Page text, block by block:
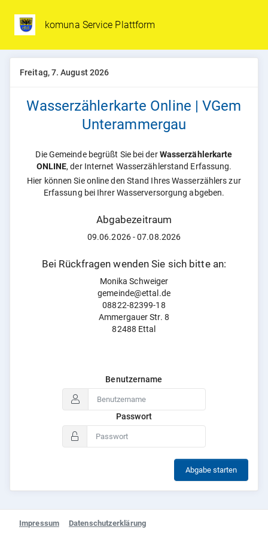
komuna Service Plattform
Freitag, 7. August 2026
Wasserzählerkarte Online | VGem
Unterammergau
Die Gemeinde begrüßt Sie bei derWasserzählerkarte
ONLINE, der Internet Wasserzählerstand Erfassung.
Hier können Sie online den Stand Ihres Wasserzählers zur
Erfassung bei Ihrer Wasserversorgung abgeben.
Abgabezeitraum
09.06.2026 - 07.08.2026
Bei Rückfragen wenden Sie sich bitte an:
Monika Schweiger
gemeinde@ettal.de
08822-82399-18
Ammergauer Str. 8
82488 Ettal
Benutzername
Passwort
Abgabe starten
Impressum Datenschutzerklärung